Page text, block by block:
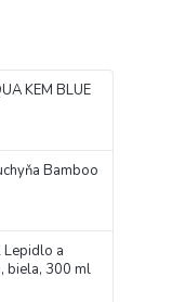
KEM BLUE
Bamboo
a
biela, 300 ml